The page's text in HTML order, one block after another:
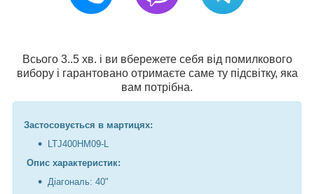
Всього 3..5 хв. і ви вбережете себя від помилкового
вибору і гарантовано отримаєте саме ту підсвітку, яка
вам потрібна.
Застосовується в мартицях:
LTJ400HM09-L
Опис характеристик:
Діагональ: 40"